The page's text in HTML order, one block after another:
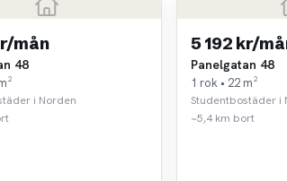
mån
48
i Norden
5 192 kr/
Panelgatan 48
1 rok • 22 m²
Studentbostäder i
~5,4 km bort